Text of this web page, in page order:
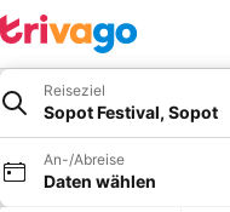
Reiseziel
Sopot Festival, Sopot
An-/Abreise
Daten wählen